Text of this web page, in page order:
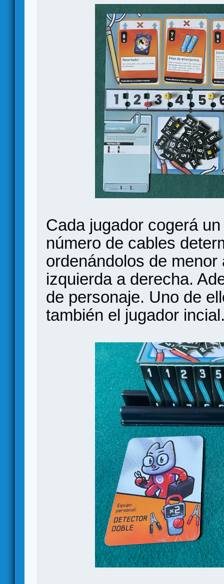
Cada jugador cogerá
número de cables
ordenándolos de
izquierda a derecha.
de personaje. Uno de
también el jugador